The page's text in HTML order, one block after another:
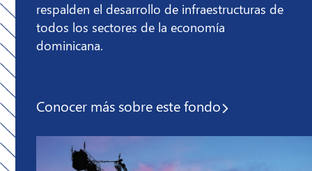
respalden el desarrollo de infraestructuras de
todos los sectores de la economía
dominicana.
Conocer más sobre este fondo